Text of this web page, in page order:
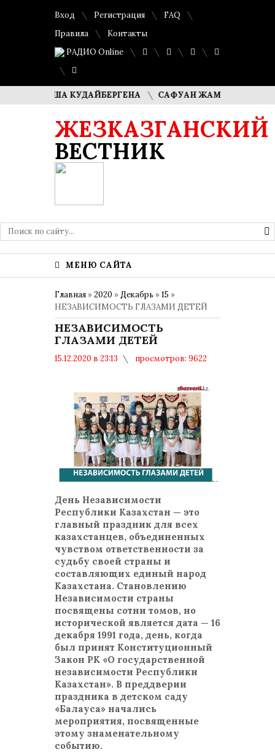
Вход Регистрация
FAQ
Правила
Контакты
РАДИО Online
ДИМАША КУДАЙБЕРГЕНА САФУАН ЖАМПЕИСОВ: «МЫ
ЖЕЗКАЗГАНСКИЙ
ВЕСТНИК
МЕНЮ САЙТА
Главная »2020 »Декабрь »15 »
НЕЗАВИСИМОСТЬ ГЛАЗАМИ ДЕТЕЙ
НЕЗАВИСИМОСТЬ
ГЛАЗАМИ ДЕТЕЙ
15.12.2020 в 23:13
просмотров: 9622
НЕЗАВИСИМОСТИ РК
День Независимости
Республики Казахстан — это
главный праздник для всех
казахстанцев, объединенных
чувством ответственности за
судьбу своей страны и
составляющих единый народ
Казахстана. Становлению
Независимости страны
посвящены сотни томов, но
исторической является дата — 16
декабря 1991 года, день, когда
был принят Конституционный
Закон РК «О государственной
независимости Республики
Казахстан». В преддверии
праздника в детском саду
«Балауса» начались
мероприятия, посвященные
этому знаменательному
событию.